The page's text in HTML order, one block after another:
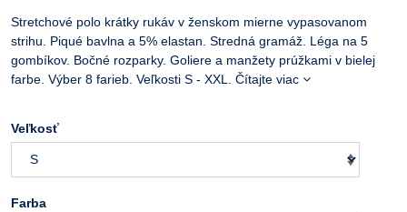
Stretchové polo krátky rukáv v ženskom mierne vypasovanom
strihu. Piqué bavlna a 5% elastan. Stredná gramáž. Léga na 5
gombíkov. Bočné rozparky. Goliere a manžety prúžkami v bielej
farbe. Výber 8 farieb. Veľkosti S - XXL. Čítajte viac
Veľkosť
Farba